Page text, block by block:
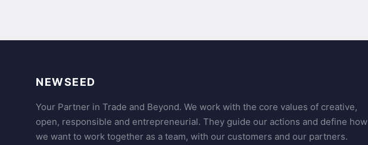
NEWSEED
Your Partner in Trade and Beyond. We work with the core values of creative,
open, responsible and entrepreneurial. They guide our actions and define how
we want to work together as a team, with our customers and our partners.